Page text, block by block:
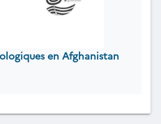
en Afghanistan